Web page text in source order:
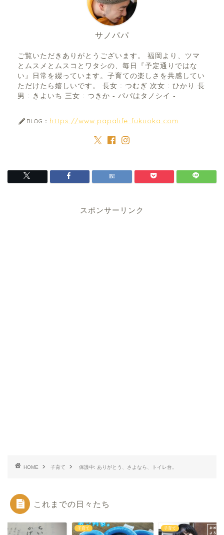
サノパパ
ご覧いただきありがとうございます。 福岡より、ツマ
とムスメとムスコとワタシの、毎日『予定通りではな
い』日常を綴っています。子育ての楽しさを共感してい
ただけたら嬉しいです。 長女 : つむぎ 次女 : ひかり 長
男 : きよいち 三女 : つきか - パパはタノシイ -
BLOG： https://www.papalife-fukuoka.com
スポンサーリンク
HOME 子育て 保護中: ありがとう、さよなら、トイレ台。
これまでの日々たち
子育て 子育て